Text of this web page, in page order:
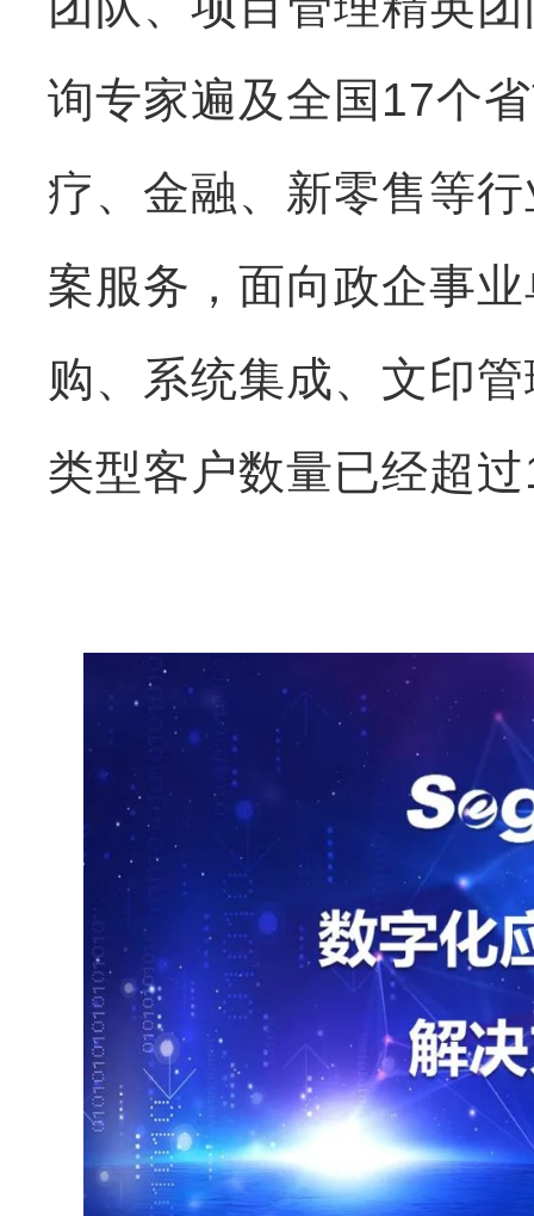
询专家遍及全国17个
疗、金融、新零售等
案服务，面向政企事
购、系统集成、文印
类型客户数量已经超